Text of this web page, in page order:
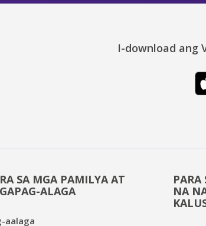
I-download ang
SA MGA PAMILYA AT
ALAGA
aalaga
PARA
NA